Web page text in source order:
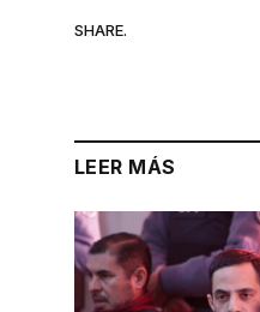
SHARE.
LEER MÁS